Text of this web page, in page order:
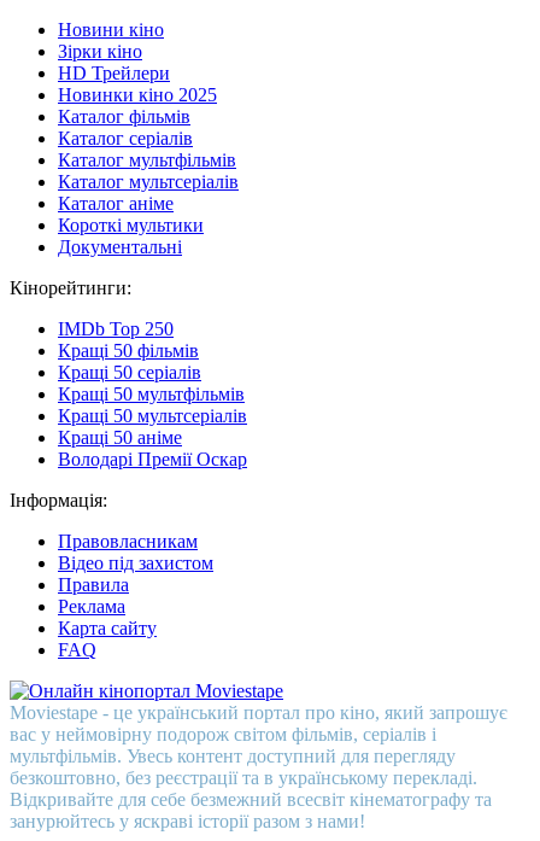
Новини кіно
Зірки кіно
HD Трейлери
Новинки кіно 2025
Каталог фільмів
Каталог серіалів
Каталог мультфільмів
Каталог мультсеріалів
Каталог аніме
Короткі мультики
Документальні
Кінорейтинги:
IMDb Top 250
Кращі 50 фільмів
Кращі 50 серіалів
Кращі 50 мультфільмів
Кращі 50 мультсеріалів
Кращі 50 аніме
Володарі Премії Оскар
Інформація:
Правовласникам
Відео під захистом
Правила
Реклама
Карта сайту
FAQ
Moviestape - це український портал про кіно, який запрошує
вас у неймовірну подорож світом фільмів, серіалів і
мультфільмів. Увесь контент доступний для перегляду
безкоштовно, без реєстрації та в українському перекладі.
Відкривайте для себе безмежний всесвіт кінематографу та
занурюйтесь у яскраві історії разом з нами!